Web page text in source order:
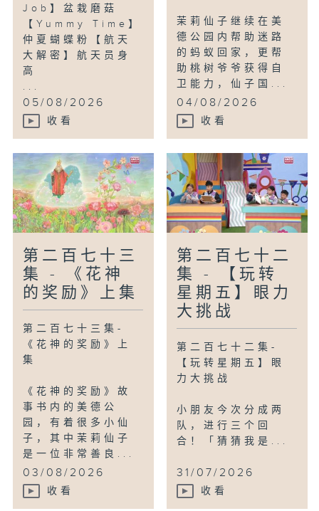
Job】盆栽磨菇
【Yummy Time】
仲夏蝴蝶粉【航天
大解密】航天员身
高
...
05/08/2026
收看
茉莉仙子继续在美
德公园内帮助迷路
的蚂蚁回家，更帮
助桃树爷爷获得自
卫能力，仙子国...
04/08/2026
收看
第二百七十三
集 - 《花神
的奖励》上集
第二百七十三集-
《花神的奖励》上
集
《花神的奖励》故
事书内的美德公
园，有着很多小仙
子，其中茉莉仙子
是一位非常善良...
03/08/2026
收看
第二百七十二
集 - 【玩转
星期五】眼力
大挑战
第二百七十二集-
【玩转星期五】眼
力大挑战
小朋友今次分成两
队，进行三个回
合！「猜猜我是...
31/07/2026
收看